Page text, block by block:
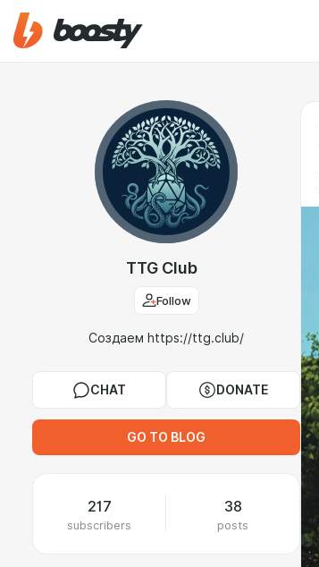
TTG Club
Follow
Cоздаем https://ttg.club/
CHAT DONATE
GO TO BLOG
217
subscribers
38
posts